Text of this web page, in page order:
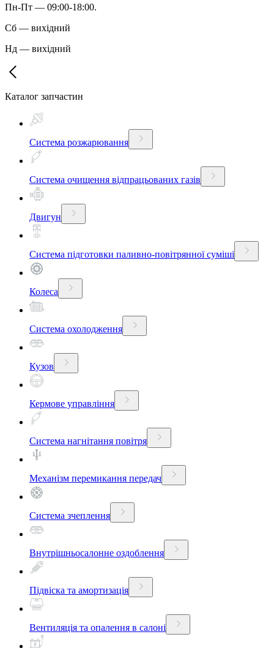
Пн-Пт — 09:00-18:00.
Сб — вихідний
Нд — вихідний
Каталог запчастин
Система розжарювання
Система очищення відпрацьованих газів
Двигун
Система підготовки паливно-повітрянної суміші
Колеса
Система охолодження
Кузов
Кермове управління
Система нагнітання повітря
Механізм перемикання передач
Система зчеплення
Внутрішньосалонне оздоблення
Підвіска та амортизація
Вентиляція та опалення в салоні